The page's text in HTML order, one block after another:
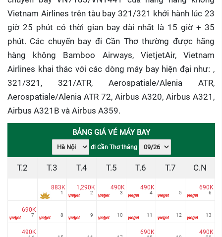
Vietnam Airlines trên tàu bay 321/321 khởi hành lúc 23
giờ 25 phút có thời gian bay dài nhất là 15 giờ + 35
phút. Các chuyến bay đi Cần Thơ thường được hãng
hàng không Bamboo Airways, VietjetAir, Vietnam
Airlines khai thác với các dòng máy bay hiện đại như: ,
321/321, 321/ATR, Aerospatiale/Alenia ATR,
Aerospatiale/Alenia ATR 72, Airbus A320, Airbus A321,
Airbus A321B và Airbus A359.
BẢNG GIÁ VÉ MÁY BAY
đi Cần Thơ tháng
T.2 T.3 T.4 T.5 T.6 T.7 C.N
883K
1
1,290K
2
490K
3
490K
4 5
690K
6
690K
7 8 9 10 11 12 13
490K 690K 490K